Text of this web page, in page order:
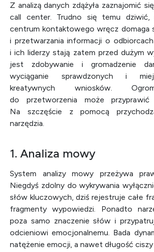
Z analizą danych zdążyła zaznajomić
call center. Trudno się temu dziwić,
centrum kontaktowego wręcz domaga
i przetwarzania informacji o odbiorcach
i ich liderzy stają zatem przed dużym
jest zdobywanie i gromadzenie
wyciąganie sprawdzonych i
kreatywnych wniosków.
do przetworzenia może
Na szczęście z pomocą
narzędzia.
1. Analiza mowy
System analizy mowy przeżywa
Niegdyś zdolny do wykrywania
słów kluczowych, dziś rejestruje całe
fragmenty wypowiedzi. Ponadto
poza samo znaczenie słów i
odcieniowi emocjonalnemu. Bada
natężenie emocji, a nawet długość